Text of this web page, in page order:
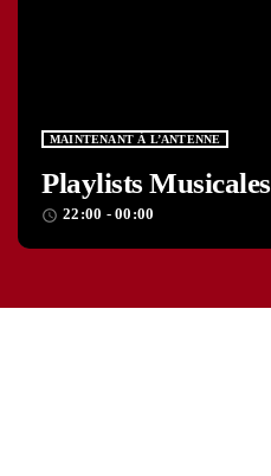
MAINTENANT À L’ANTENNE
Playlists Musicales
access_time 22:00 - 00:00